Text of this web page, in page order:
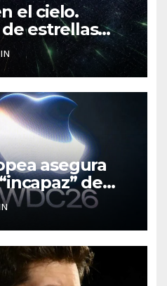
el cielo.
estrellas
máximo
asegura
de
con